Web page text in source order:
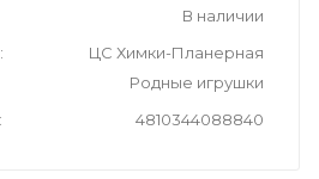
В наличии
ЦС Химки-Планерная
Родные игрушки
4810344088840